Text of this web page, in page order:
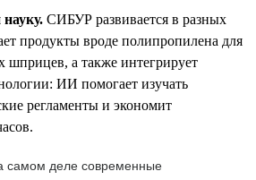
СИБУР развивается в разных
продукты вроде полипропилена для
шприцев, а также интегрирует
ИИ помогает изучать
регламенты и экономит
самом деле современные